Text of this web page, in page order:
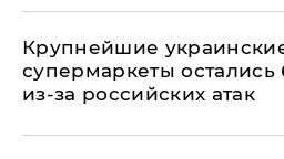
Крупнейшие
супермаркеты остались
из-за российских атак